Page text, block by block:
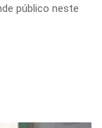
público neste